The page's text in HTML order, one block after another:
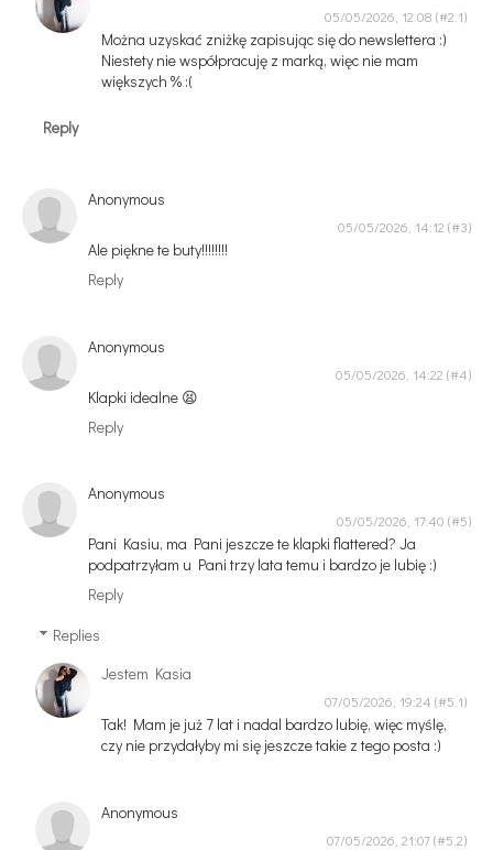
05/05/2026, 12:08
Można uzyskać zniżkę zapisując się do newslettera :)
Niestety nie współpracuję z marką, więc nie mam
większych % :(
Reply
Anonymous
05/05/2026, 14:12
Ale piękne te buty!!!!!!!!
Reply
Anonymous
05/05/2026, 14:22
Klapki idealne 😫
Reply
Anonymous
05/05/2026, 17:40
Pani Kasiu, ma Pani jeszcze te klapki flattered? Ja
podpatrzyłam u Pani trzy lata temu i bardzo je lubię :)
Reply
Replies
Jestem Kasia
07/05/2026, 19:24
Tak! Mam je już 7 lat i nadal bardzo lubię, więc myślę,
czy nie przydałyby mi się jeszcze takie z tego posta :)
Anonymous
07/05/2026, 21:07